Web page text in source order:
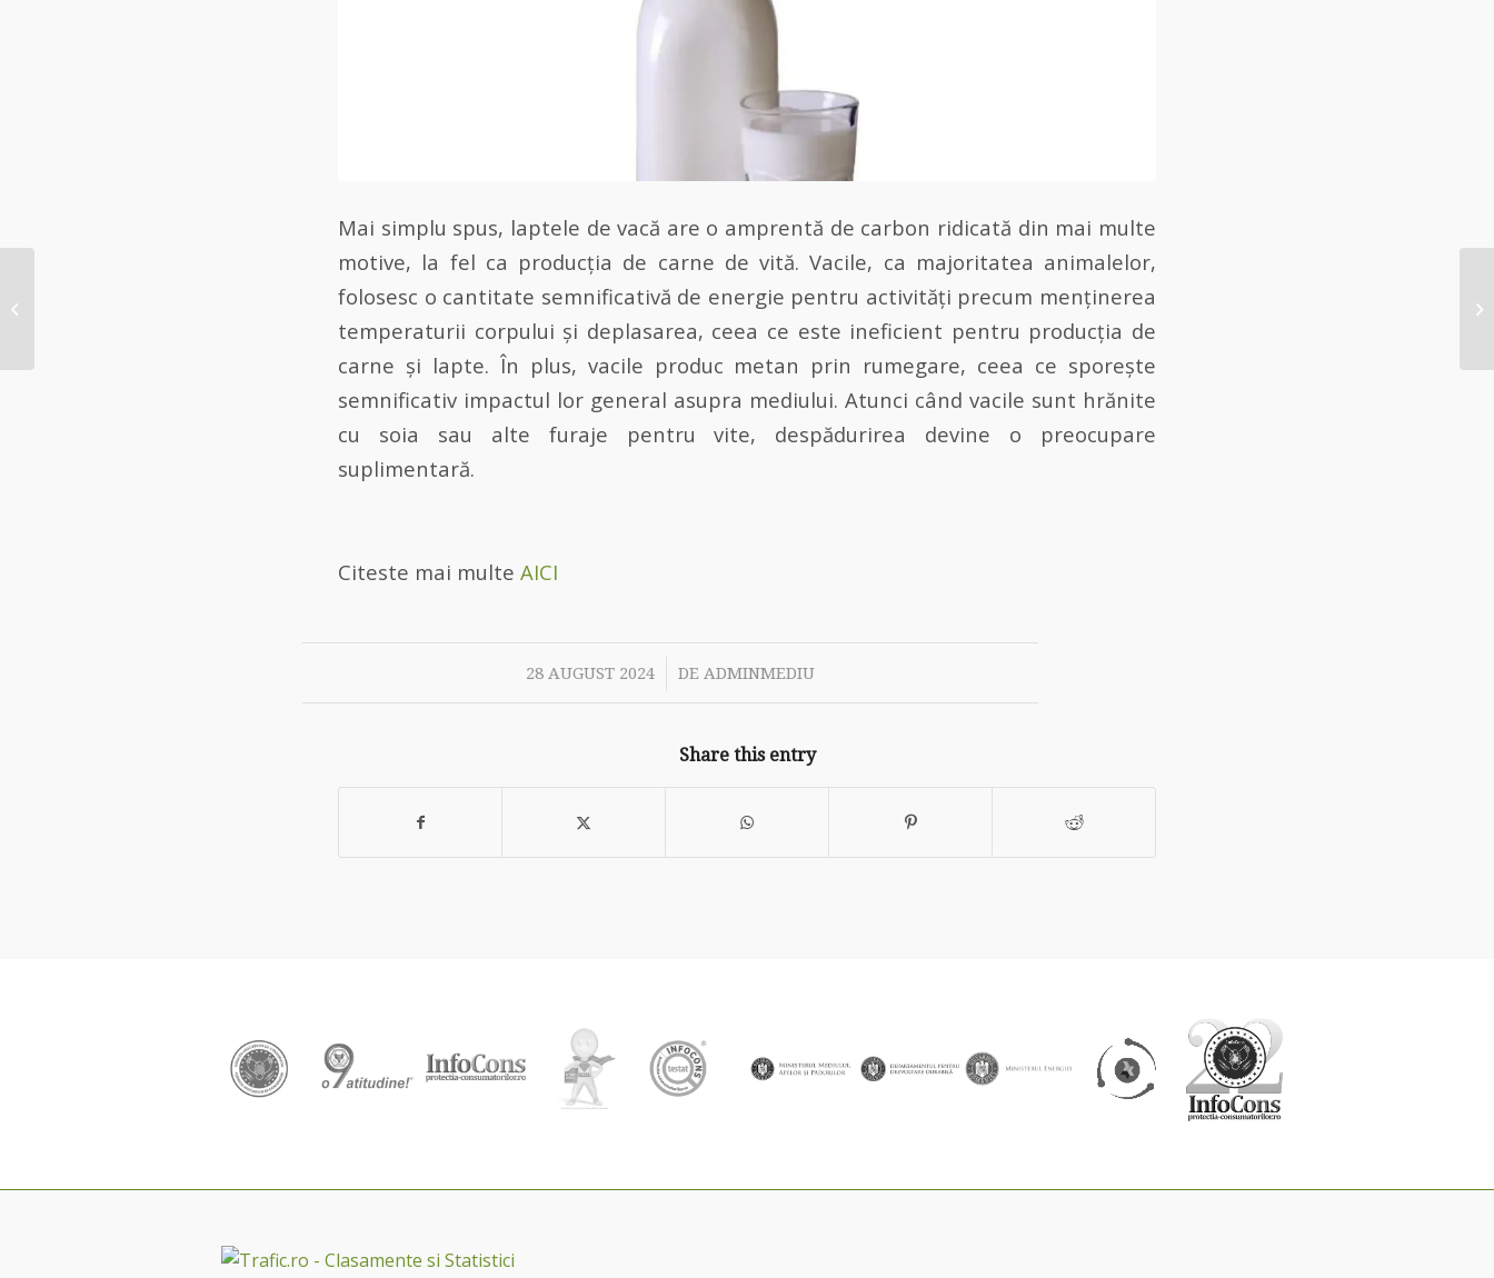
Mai simplu spus, laptele de vacă are o amprentă de carbon ridicată din mai multe
motive, la fel ca producția de carne de vită. Vacile, ca majoritatea animalelor,
folosesc o cantitate semnificativă de energie pentru activități precum menținerea
temperaturii corpului și deplasarea, ceea ce este ineficient pentru producția de
carne și lapte. În plus, vacile produc metan prin rumegare, ceea ce sporește
semnificativ impactul lor general asupra mediului. Atunci când vacile sunt hrănite
cu soia sau alte furaje pentru vite, despădurirea devine o preocupare
suplimentară.
Citeste mai multe AICI
28 AUGUST 2024
/ DEADMINMEDIU
Share this entry